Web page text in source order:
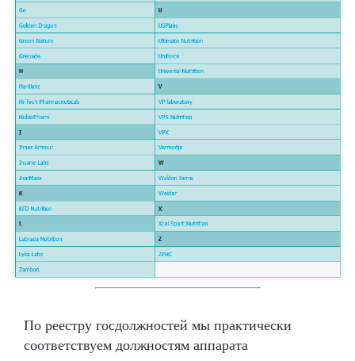
По реестру госдолжностей мы практически
соответствуем должностям аппарата